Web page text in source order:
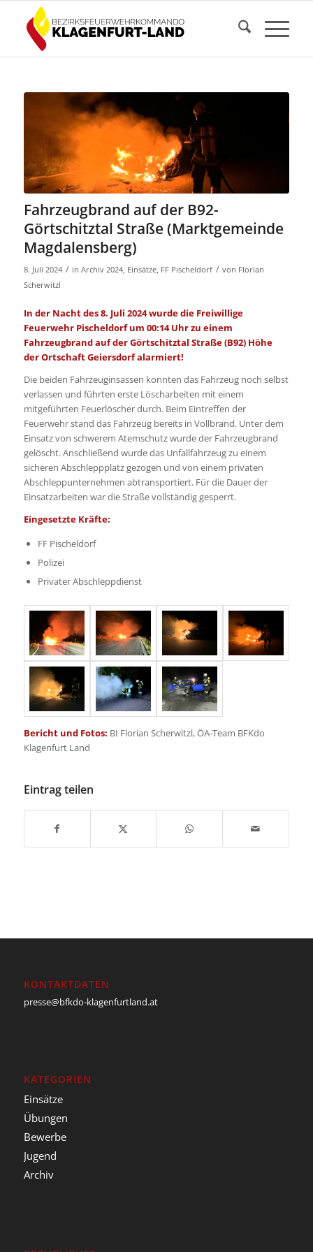
Fahrzeugbrand auf der B92-
Görtschitztal Straße (Marktgemeinde
Magdalensberg)
8. Juli 2024 / in Archiv 2024, Einsätze, FF Pischeldorf / von Florian
Scherwitzl
In der Nacht des 8. Juli 2024 wurde die Freiwillige
Feuerwehr Pischeldorf um 00:14 Uhr zu einem
Fahrzeugbrand auf der Görtschitztal Straße (B92) Höhe
der Ortschaft Geiersdorf alarmiert!
Die beiden Fahrzeuginsassen konnten das Fahrzeug noch selbst
verlassen und führten erste Löscharbeiten mit einem
mitgeführten Feuerlöscher durch. Beim Eintreffen der
Feuerwehr stand das Fahrzeug bereits in Vollbrand. Unter dem
Einsatz von schwerem Atemschutz wurde der Fahrzeugbrand
gelöscht. Anschließend wurde das Unfallfahrzeug zu einem
sicheren Abschleppplatz gezogen und von einem privaten
Abschleppunternehmen abtransportiert. Für die Dauer der
Einsatzarbeiten war die Straße vollständig gesperrt.
Eingesetzte Kräfte:
FF Pischeldorf
Polizei
Privater Abschleppdienst
Bericht und Fotos: BI Florian Scherwitzl, ÖA-Team BFKdo
Klagenfurt Land
Eintrag teilen
KONTAKTDATEN
presse@bfkdo-klagenfurtland.at
KATEGORIEN
Einsätze
Übungen
Bewerbe
Jugend
Archiv